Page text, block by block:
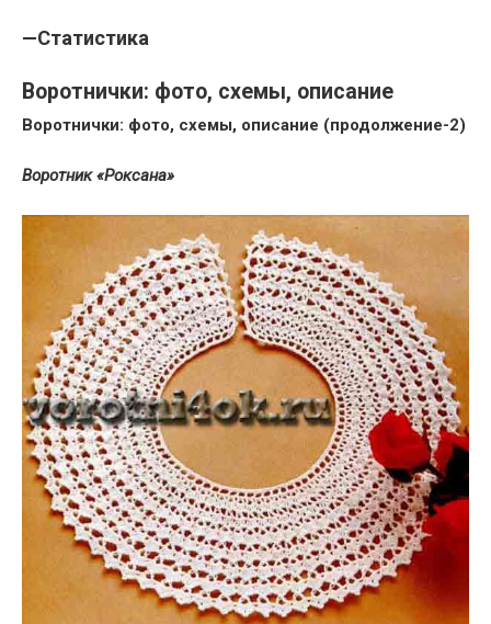
—Статистика
Воротнички: фото, схемы, описание
Воротнички: фото, схемы, описание (продолжение-2)
Воротник «Роксана»